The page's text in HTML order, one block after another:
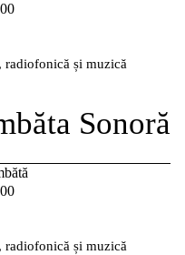
radiofonică și muzică
radiofonică și muzică